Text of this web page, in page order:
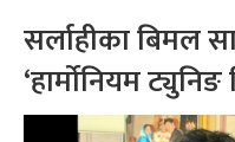
सर्लाहीका बिमल
‘हार्मोनियम
सम्मानित